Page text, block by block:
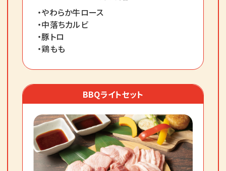
・やわらか牛ロース
・中落ちカルビ
・豚トロ
・鶏もも
BBQライトセット